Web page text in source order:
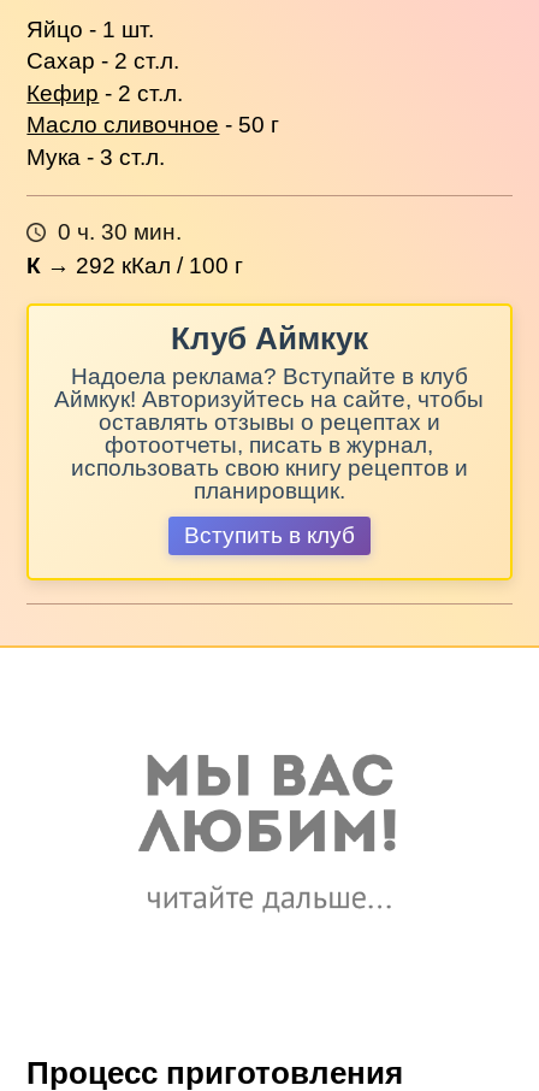
Яйцо - 1 шт.
Сахар - 2 ст.л.
Кефир - 2 ст.л.
Масло сливочное - 50 г
Мука - 3 ст.л.
0 ч. 30 мин.
К → 292 кКал / 100 г
Клуб Аймкук
Надоела реклама? Вступайте в клуб
Аймкук! Авторизуйтесь на сайте, чтобы
оставлять отзывы о рецептах и
фотоотчеты, писать в журнал,
использовать свою книгу рецептов и
планировщик.
Вступить в клуб
Процесс приготовления